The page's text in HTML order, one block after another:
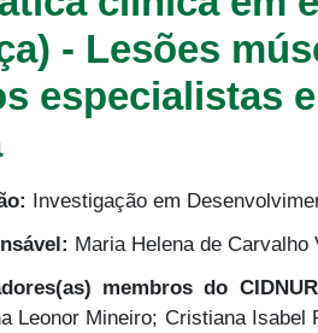
- Lesões
especialistas
Investigação em
Maria Helena de Carvalho
membros do
Leonor Mineiro; Cristiana